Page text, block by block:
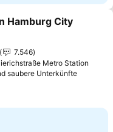
hinzufügen
Hamburg City
7.546
Metro Station
saubere Unterkünfte